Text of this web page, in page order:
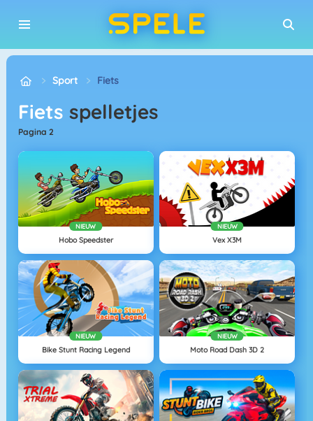
Sport Fiets
Fietsspelletjes
pagina 2
NIEUW
Hobo Speedster
NIEUW
Vex X3M
NIEUW
Bike Stunt Racing Legend
NIEUW
Moto Road Dash 3D 2